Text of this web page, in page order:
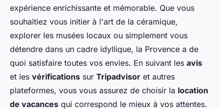
expérience enrichissante et mémorable. Que vous
souhaitiez vous initier à l'art de la céramique,
explorer les musées locaux ou simplement vous
détendre dans un cadre idyllique, la Provence a de
quoi satisfaire toutes vos envies. En suivant les avis
et les vérifications sur Tripadvisor et autres
plateformes, vous vous assurez de choisir la location
de vacances qui correspond le mieux à vos attentes.